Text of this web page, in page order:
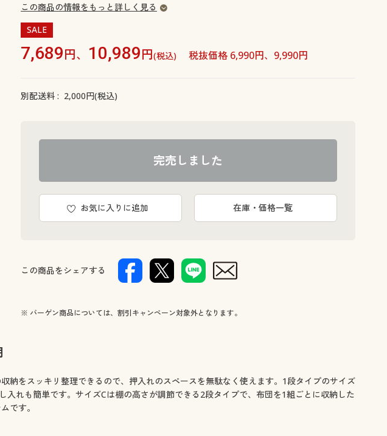
この商品の情報をもっと詳しく見る
SALE
7,689円、 10,989円(税込) 税抜価格 6,990円、9,990円
別配送料 : 2,000円(税込)
完売しました
お気に入りに追加 在庫・価格一覧
この商品をシェアする
※ バーゲン商品については、割引キャンペーン対象外となります。
をスッキリ整理できるので、押入れのスペースを無駄なく使えます。1段タイプのサイズ
れも簡単です。サイズCは棚の高さが調節できる2段タイプで、布団を1組ごとに収納した
です。